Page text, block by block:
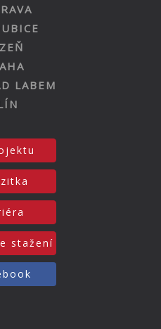
LABEM
stažení